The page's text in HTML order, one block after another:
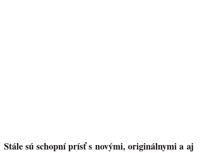
Stále sú schopní prísť s novými, originálnymi a aj